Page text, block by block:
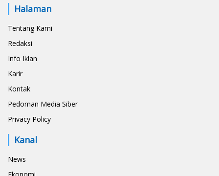
Halaman
Tentang Kami
Redaksi
Info Iklan
Karir
Kontak
Pedoman Media Siber
Privacy Policy
Kanal
News